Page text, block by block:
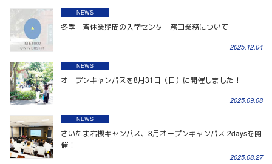
冬季一斉休業期間の入学センター窓口業務について
2025.12.04
NEWS
オープンキャンパスを8月31日（日）に開催しました！
2025.09.08
NEWS
さいたま岩槻キャンパス、8月オープンキャンパス 2daysを開
催！
2025.08.27
NEWS